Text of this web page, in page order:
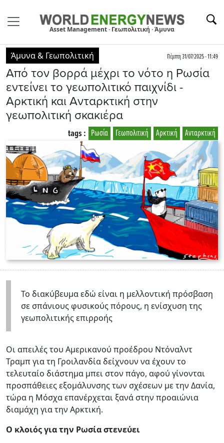
Asset Management · Γεωπολιτική · Άμυνα
Άμυνα & Γεωπολιτική Πέμπτη 31/07/2025 - 11:49
Από τον βορρά μέχρι το νότο η Ρωσία
εντείνει το γεωπολιτικό παιχνίδι -
Αρκτική και Ανταρκτική στην
γεωπολιτική σκακιέρα
Ανταρκτική
Αρκτική
Γεωπολιτική
Ρωσία
tags :
Το διακύβευμα εδώ είναι η μελλοντική πρόσβαση
σε σπάνιους φυσικούς πόρους, η ενίσχυση της
γεωπολιτικής επιρροής
Οι απειλές του Αμερικανού προέδρου Ντόναλντ
Τραμπ για τη Γροιλανδία δείχνουν να έχουν το
τελευταίο διάστημα μπει στον πάγο, αφού γίνονται
προσπάθειες εξομάλυνσης των σχέσεων με την Δανία,
τώρα η Μόσχα επανέρχεται ξανά στην προαιώνια
διαμάχη για την Αρκτική.
Ο κλοιός για την Ρωσία στενεύει